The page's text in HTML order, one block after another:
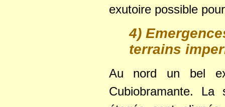
exutoire possible
4)
terrains
Au nord un bel
Cubiobramante.